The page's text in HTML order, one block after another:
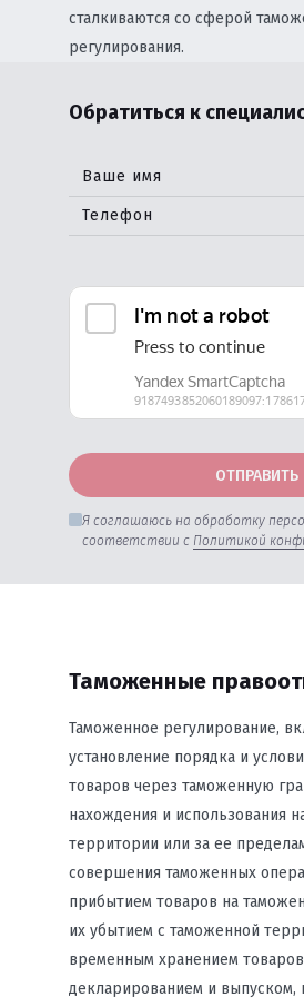
сталкиваются со сферой
регулирования.
Обратиться к
Ваше имя
Телефон
ОТПРАВИТЬ
Я соглашаюсь на обработку
соответствии с Политикой
Таможенные
Таможенное регулирование,
установление порядка и
товаров через таможенную
нахождения и использования
территории или за ее
совершения таможенных
прибытием товаров на
их убытием с таможенной
временным хранением
декларированием и выпуском,